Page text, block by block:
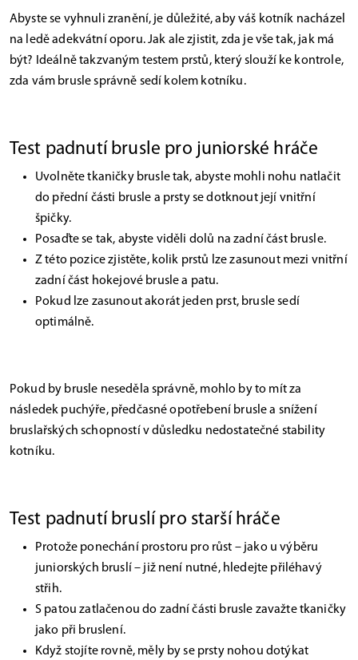
Abyste se vyhnuli zranění, je důležité, aby váš kotník nacházel
na ledě adekvátní oporu. Jak ale zjistit, zda je vše tak, jak má
být? Ideálně takzvaným testem prstů, který slouží ke kontrole,
zda vám brusle správně sedí kolem kotníku.
Test padnutí brusle pro juniorské hráče
Uvolněte tkaničky brusle tak, abyste mohli nohu natlačit
do přední části brusle a prsty se dotknout její vnitřní
špičky.
Posaďte se tak, abyste viděli dolů na zadní část brusle.
Z této pozice zjistěte, kolik prstů lze zasunout mezi vnitřní
zadní část hokejové brusle a patu.
Pokud lze zasunout akorát jeden prst, brusle sedí
optimálně.
Pokud by brusle neseděla správně, mohlo by to mít za
následek puchýře, předčasné opotřebení brusle a snížení
bruslařských schopností v důsledku nedostatečné stability
kotníku.
Test padnutí bruslí pro starší hráče
Protože ponechání prostoru pro růst – jako u výběru
juniorských bruslí – již není nutné, hledejte přiléhavý
střih.
S patou zatlačenou do zadní části brusle zavažte tkaničky
jako při bruslení.
Když stojíte rovně, měly by se prsty nohou dotýkat